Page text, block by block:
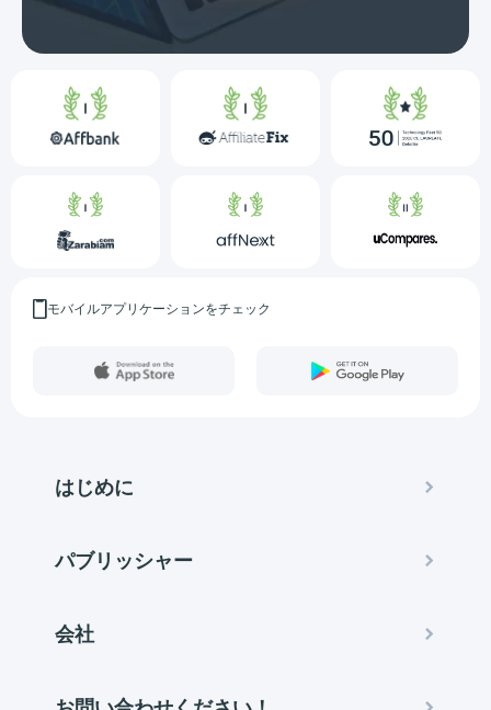
モバイルアプリケーションをチェック
はじめに
パブリッシャー
会社